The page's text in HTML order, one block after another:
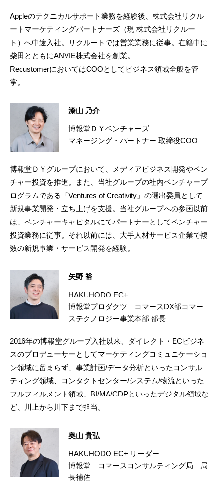
Appleのテクニカルサポート業務を経験後、株式会社リクル
ートマーケティングパートナーズ（現 株式会社リクルー
ト）へ中途入社。リクルートでは営業業務に従事。在籍中に
柴田とともにANVIE株式会社を創業。
RecustomerにおいてはCOOとしてビジネス領域全般を管
掌。
漆山 乃介
博報堂ＤＹベンチャーズ
マネージング・パートナー 取締役COO
博報堂ＤＹグループにおいて、メディアビジネス開発やベン
チャー投資を推進。また、当社グループの社内ベンチャープ
ログラムである「Ventures of Creativity」の選出委員として
新規事業開発・立ち上げを支援。当社グループへの参画以前
は、ベンチャーキャピタルにてパートナーとしてベンチャー
投資業務に従事。それ以前には、大手人材サービス企業で複
数の新規事業・サービス開発を経験。
矢野 裕
HAKUHODO EC+
博報堂プロダクツ コマースDX部コマー
ステクノロジー事業本部 部長
2016年の博報堂グループ入社以来、ダイレクト・ECビジネ
スのプロデューサーとしてマーケティングコミュニケーショ
ン領域に留まらず、事業計画/データ分析といったコンサル
ティング領域、コンタクトセンター/システム/物流といった
フルフィルメント領域、BI/MA/CDPといったデジタル領域な
ど、川上から川下まで担当。
奥山 貴弘
HAKUHODO EC+ リーダー
博報堂 コマースコンサルティング局 局
長補佐